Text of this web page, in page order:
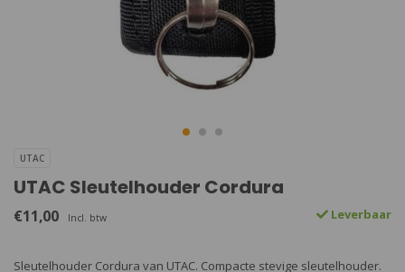
UTAC
UTAC Sleutelhouder Cordura
€11,00 Incl. btw Leverbaar
Sleutelhouder Cordura van UTAC. Compacte stevige sleutelhouder.